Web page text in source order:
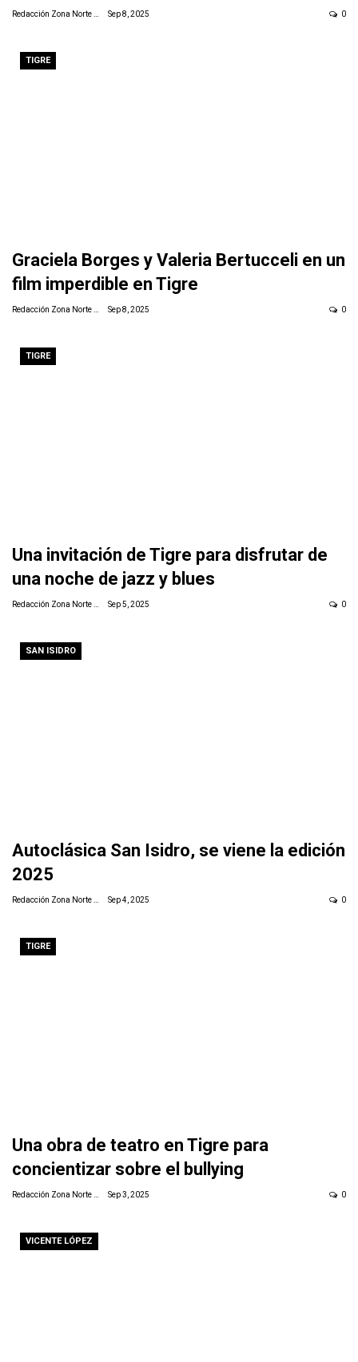
Redacción Zona Norte Daily Sep 8, 2025 0
TIGRE
Graciela Borges y Valeria Bertucceli en un
film imperdible en Tigre
Sep 8, 2025 0
TIGRE
Una invitación de Tigre para disfrutar de
una noche de jazz y blues
Redacción Zona Norte Daily Sep 5, 2025 0
SAN ISIDRO
Autoclásica San Isidro, se viene la edición
2025
Sep 4, 2025 0
TIGRE
Una obra de teatro en Tigre para
concientizar sobre el bullying
Sep 3, 2025 0
VICENTE LÓPEZ